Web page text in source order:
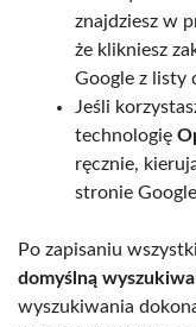
znajdziesz w
że klikniesz
Google z listy
Jeśli
technologię
ręcznie,
stronie
Po zapisaniu
domyślną
wyszukiwania